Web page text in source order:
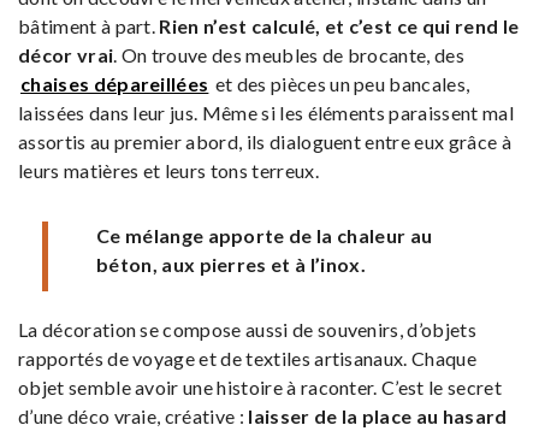
bâtiment à part. Rien n’est calculé, et c’est ce qui rend le
décor vrai. On trouve des meubles de brocante, des
chaises dépareillées et des pièces un peu bancales,
laissées dans leur jus. Même si les éléments paraissent mal
assortis au premier abord, ils dialoguent entre eux grâce à
leurs matières et leurs tons terreux.
Ce mélange apporte de la chaleur au
béton, aux pierres et à l’inox.
La décoration se compose aussi de souvenirs, d’objets
rapportés de voyage et de textiles artisanaux. Chaque
objet semble avoir une histoire à raconter. C’est le secret
d’une déco vraie, créative : laisser de la place au hasard